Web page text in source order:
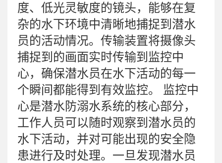
度、低光灵敏度的镜头，能够在复
杂的水下环境中清晰地捕捉到潜水
员的活动情况。传输装置将摄像头
捕捉到的画面实时传输到监控中
心，确保潜水员在水下活动的每一
个瞬间都能得到有效监控。 监控中
心是潜水防溺水系统的核心部分，
工作人员可以随时观察到潜水员的
水下活动，并对可能出现的安全隐
患进行及时处理。一旦发现潜水员